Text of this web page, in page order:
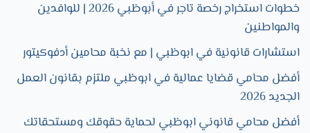
خطوات استخراج رخصة تاجر في أبوظبي 2026 | للوافدين
والمواطنين
استشارات قانونية في ابوظبي | مع نخبة محامين أدفوكيتور
أفضل محامي قضايا عمالية في ابوظبي ملتزم بقانون العمل
الجديد 2026
أفضل محامي قانوني ابوظبي لحماية حقوقك ومستحقاتك